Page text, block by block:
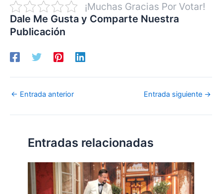
¡Muchas Gracias Por Votar!
Dale Me Gusta y Comparte Nuestra
Publicación
← Entrada anterior Entrada siguiente →
Entradas relacionadas